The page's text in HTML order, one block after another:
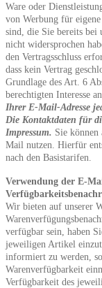
Ware oder
von Werbung für
sind, die Sie bereits bei
nicht widersprochen
den Vertragsschluss
dass kein Vertrag
Grundlage des Art. 6
berechtigten Interesse
Ihrer E-Mail-Adresse
Die Kontaktdaten für
Impressum. Sie
Mail nutzen. Hierfür
nach den Basistarifen.
Verwendung der E-
Wir bieten auf unserer
verfügbar sein, haben
jeweiligen Artikel
informiert zu werden,
Warenverfügbarkeit
Verfügbarkeit des